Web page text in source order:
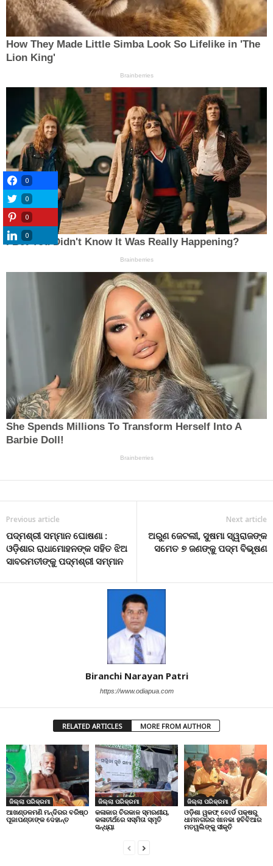
Previous article
ପଦ୍ମଶ୍ରୀ ସମ୍ମାନ ଘୋଷଣା :
ଓଡ଼ିଶାର ରାଧାମୋହନଙ୍କ ସହିତ ଝିଅ
ସାବରମତୀଙ୍କୁ ପଦ୍ମଶ୍ରୀ ସମ୍ମାନ
Next article
ଅରୁଣ ଜେଟଲୀ, ସୁଷମା ସ୍ୱରାଜଙ୍କ
ସମେତ ୭ ଜଣଙ୍କୁ ପଦ୍ମ ବିଭୂଷଣ
Biranchi Narayan Patri
https://www.odiapua.com
RELATED ARTICLES MORE FROM AUTHOR
ଜିଲ୍ଲା ପରିକ୍ରମା
ଆଖଣ୍ଡଳମଣି ମନ୍ଦିରର ବରିଷ୍ଠ
ପୂଜାପଣ୍ଡାଙ୍କ ଦେହାନ୍ତ
ଜିଲ୍ଲା ପରିକ୍ରମା
କଳାକାର ଚିରକାଳ ସ୍ମରଣୀୟ,
କଳାତୀର୍ଥରେ ସସ୍ମିତା ସ୍ମୃତି
ସନ୍ଧ୍ୟା
ଜିଲ୍ଲା ପରିକ୍ରମା
ଓଡ଼ିଶା ୱକଫ୍ ବୋର୍ଡ ପକ୍ଷରୁ
ଧାମନଗରର ଖାନକା ହବିବିଆର
ମତୱଲିଙ୍କୁ ସୀକୃତି
0
0
0
0